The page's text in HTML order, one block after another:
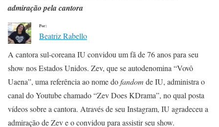
admiração pela cantora
Por:
Beatriz Rabello
A cantora sul-coreana IU convidou um fã de 76 anos para seu
show nos Estados Unidos. Zev, que se autodenomina “Vovô
Uaena”, uma referência ao nome dofandom de IU, administra o
canal do Youtube chamado “Zev Does KDrama”, no qual posta
vídeos sobre a cantora. Através de seu Instagram, IU agradeceu a
admiração de Zev e o convidou para assistir seu show.